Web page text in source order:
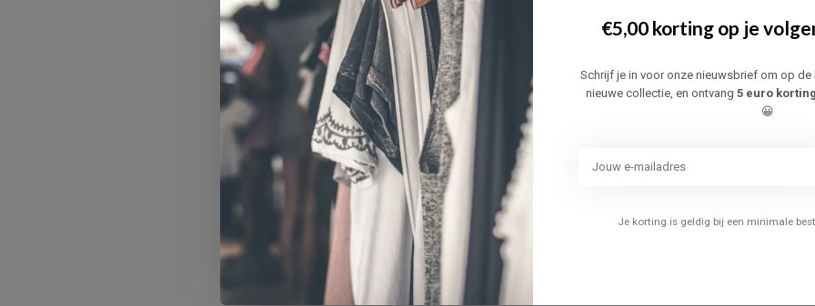
JDY
€5,00 korting op je
Schrijf je in voor onze nieuwsbrief om op
nieuwe collectie, en ontvang 5 euro korting
😀
Je korting is geldig bij een minimale